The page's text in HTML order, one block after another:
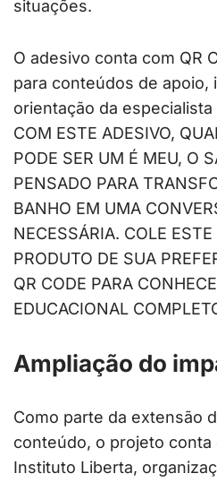
situações.
O adesivo conta com QR
para conteúdos de apoio,
orientação da
COM ESTE ADESIVO,
PODE SER UM É MEU, O
PENSADO PARA
BANHO EM UMA
NECESSÁRIA. COLE
PRODUTO DE SUA
QR CODE PARA
EDUCACIONAL
Ampliação do
Como parte da extensão
conteúdo, o projeto conta
Instituto Liberta,